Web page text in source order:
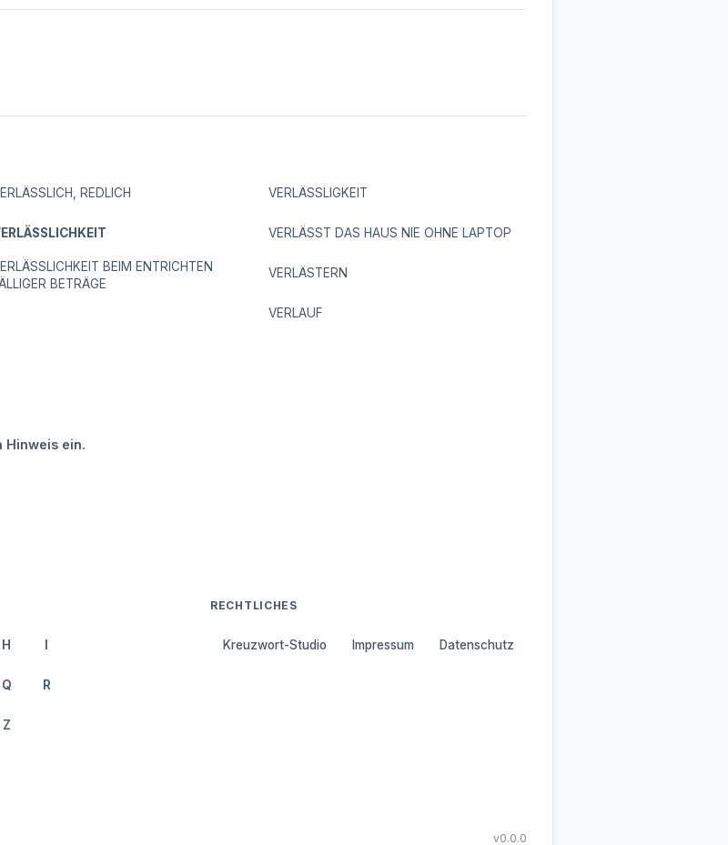
REDLICH
BEIM ENTRICHTEN
BETRÄGE
VERLÄSSLIGKEIT
VERLÄSST DAS HAUS NIE OHNE LAPTOP
VERLÄSTERN
VERLAUF
Hinweis ein.
H I
Q R
Z
RECHTLICHES
Kreuzwort-Studio Impressum Datenschutz
v0.0.0